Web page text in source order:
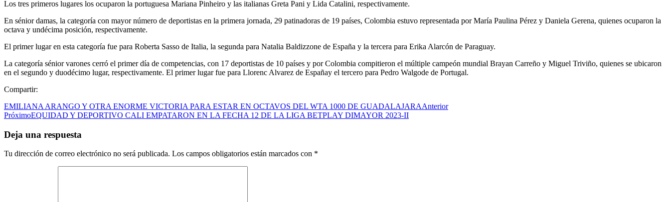
Los tres primeros lugares los ocuparon la portuguesa Mariana Pinheiro y las italianas Greta Pani y Lida Catalini, respectivamente.
En sénior damas, la categoría con mayor número de deportistas en la primera jornada, 29 patinadoras de 19 países, Colombia estuvo representada por María Paulina Pérez y Daniela Gerena, quienes ocuparon la
octava y undécima posición, respectivamente.
El primer lugar en esta categoría fue para Roberta Sasso de Italia, la segunda para Natalia Baldizzone de España y la tercera para Erika Alarcón de Paraguay.
La categoría sénior varones cerró el primer día de competencias, con 17 deportistas de 10 países y por Colombia compitieron el múltiple campeón mundial Brayan Carreño y Miguel Triviño, quienes se ubicaron
en el segundo y duodécimo lugar, respectivamente. El primer lugar fue para Llorenc Alvarez de Españay el tercero para Pedro Walgode de Portugal.
Compartir:
EMILIANA ARANGO Y OTRA ENORME VICTORIA PARA ESTAR EN OCTAVOS DEL WTA 1000 DE GUADALAJARAAnterior
PróximoEQUIDAD Y DEPORTIVO CALI EMPATARON EN LA FECHA 12 DE LA LIGA BETPLAY DIMAYOR 2023-II
Deja una respuesta
Tu dirección de correo electrónico no será publicada. Los campos obligatorios están marcados con *